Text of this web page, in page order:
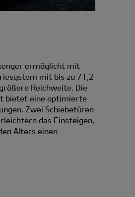
ermöglicht mit
mit bis zu 71,2
Reichweite. Die
bietet eine optimierte
Zwei Schiebetüren
das Einsteigen,
Alters einen